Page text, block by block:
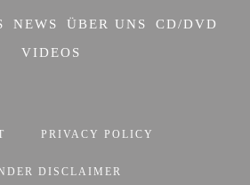
NEWS ÜBER UNS
CD/DVD
VIDEOS
PRIVACY POLICY
DISCLAIMER